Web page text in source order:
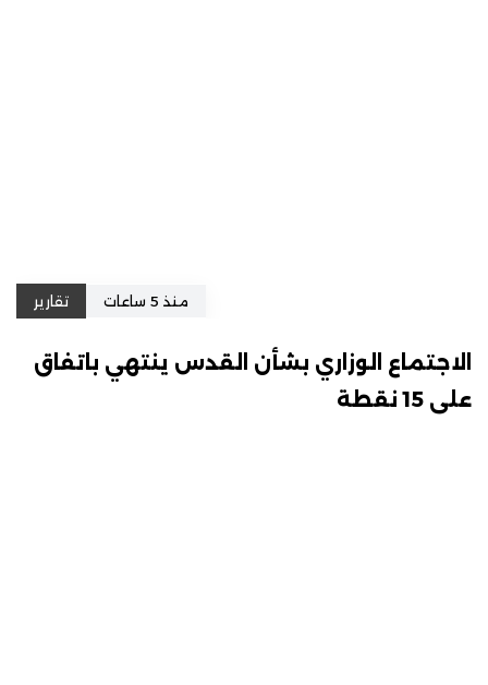
منذ 5 ساعات تقارير
الاجتماع الوزاري بشأن القدس ينتهي باتفاق
على 15 نقطة